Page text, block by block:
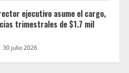
ejecutivo asume el cargo,
trimestrales de $1.7 mil
30 julio 2026